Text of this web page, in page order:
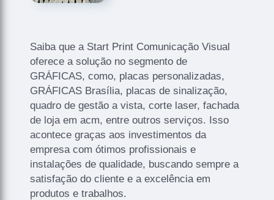
Saiba que a Start Print Comunicação Visual
oferece a solução no segmento de
GRÁFICAS, como, placas personalizadas,
GRÁFICAS Brasília, placas de sinalização,
quadro de gestão a vista, corte laser, fachada
de loja em acm, entre outros serviços. Isso
acontece graças aos investimentos da
empresa com ótimos profissionais e
instalações de qualidade, buscando sempre a
satisfação do cliente e a excelência em
produtos e trabalhos.